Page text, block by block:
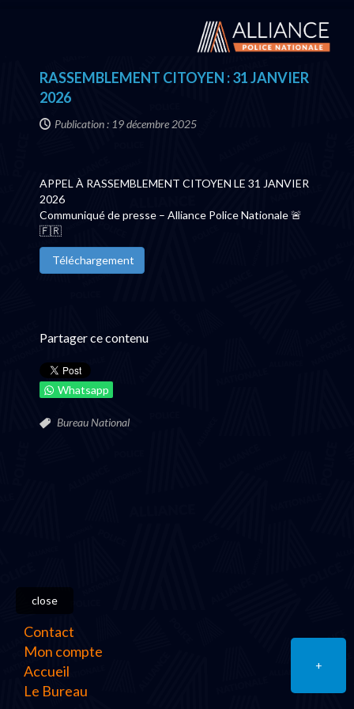
RASSEMBLEMENT CITOYEN : 31 JANVIER
2026
Publication : 19 décembre 2025
APPEL À RASSEMBLEMENT CITOYEN LE 31 JANVIER
2026
Communiqué de presse – Alliance Police Nationale 🚨
🇫🇷
Téléchargement
Partager ce contenu
Whatsapp
Bureau National
+
close
Contact
Mon compte
Accueil
Le Bureau